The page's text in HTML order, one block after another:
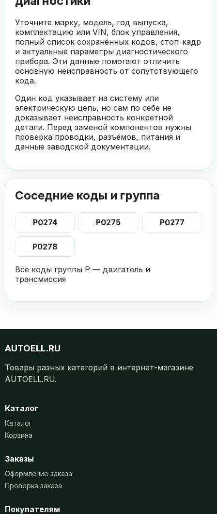
Уточните марку, модель, год выпуска,
комплектацию или VIN, блок управления,
полный список сохранённых кодов, стоп-кадр
и актуальные параметры диагностического
прибора. Эти данные помогают отличить
основную неисправность от сопутствующего
кода.
Один код указывает на систему или
электрическую цепь, но сам по себе не
доказывает неисправность конкретной
детали. Перед заменой компонентов нужны
проверка проводки, разъёмов, питания и
данные заводской документации.
Соседние коды и группа
P0274 P0275 P0277
P0278
Все коды группы P — двигатель и
трансмиссия
AUTOELL.RU
Товары разных категорий в интернет-магазине
AUTOELL.RU.
Каталог
Каталог
Корзина
Заказы
Оформление заказа
Проверка заказа
Покупателям